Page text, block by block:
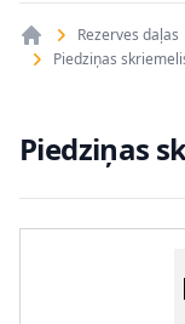
Rezerves daļas
Piedziņas
Piedziņas